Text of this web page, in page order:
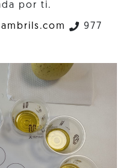
por ti.
977